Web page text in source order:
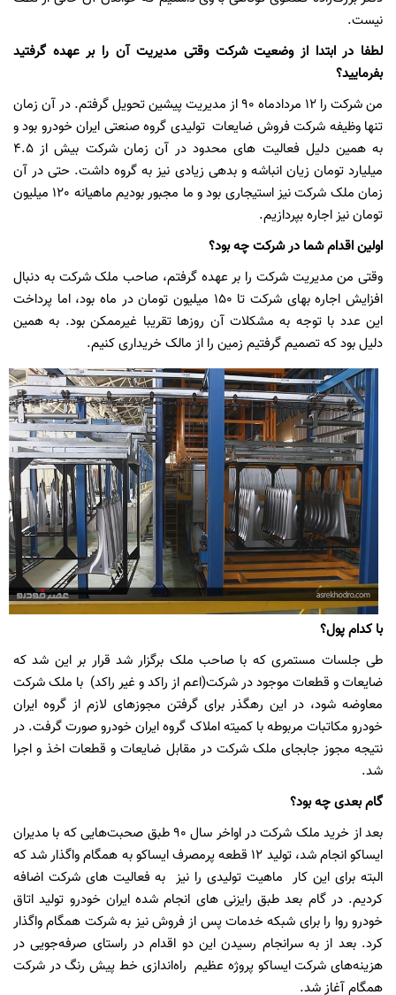
نیست.
لطفا در ابتدا از وضعیت شرکت وقتی مدیریت آن را بر عهده گرفتید
بفرمایید؟
من شرکت را 12 مردادماه 90 از مدیریت پیشین تحویل گرفتم. در آن زمان
تنها وظیفه شرکت فروش ضایعات تولیدی گروه صنعتی ایران خودرو بود و
به همین دلیل فعالیت های محدود در آن زمان شرکت بیش از 4.5
میلیارد تومان زیان انباشه و بدهی زیادی نیز به گروه داشت. حتی در آن
زمان ملک شرکت نیز استیجاری بود و ما مجبور بودیم ماهیانه 120 میلیون
تومان نیز اجاره بپردازیم.
اولین اقدام شما در شرکت چه بود؟
وقتی من مدیریت شرکت را بر عهده گرفتم، صاحب ملک شرکت به دنبال
افزایش اجاره بهای شرکت تا 150 میلیون تومان در ماه بود، اما پرداخت
این عدد با توجه به مشکلات آن روزها تقریبا غیرممکن بود. به همین
دلیل بود که تصمیم گرفتیم زمین را از مالک خریداری کنیم.
با کدام پول؟
طی جلسات مستمری که با صاحب ملک برگزار شد قرار بر این شد که
ضایعات و قطعات موجود در شرکت(اعم از راکد و غیر راکد) با ملک شرکت
معاوضه شود، در این رهگذر برای گرفتن مجوزهای لازم از گروه ایران
خودرو مکاتبات مربوطه با کمیته املاک گروه ایران خودرو صورت گرفت. در
نتیجه مجوز جابجای ملک شرکت در مقابل ضایعات و قطعات اخذ و اجرا
شد.
گام بعدی چه بود؟
بعد از خرید ملک شرکت در اواخر سال 90 طبق صحبت‌هایی که با مدیران
ایساکو انجام شد، تولید 12 قطعه پرمصرف ایساکو به همگام واگذار شد که
البته برای این کار ماهیت تولیدی را نیز به فعالیت های شرکت اضافه
کردیم. در گام بعد طبق رایزنی های انجام شده ایران خودرو تولید اتاق
خودرو روا را برای شبکه خدمات پس از فروش نیز به شرکت همگام واگذار
کرد. بعد از به سرانجام رسیدن این دو اقدام در راستای صرفه‌جویی در
هزینه‌های شرکت ایساکو پروژه عظیم راه‌اندازی خط پیش رنگ در شرکت
همگام آغاز شد.